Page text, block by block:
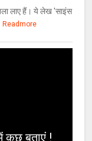
लाए हैं। ये लेख 'साइंस
Readmore
कुछ बताएं !